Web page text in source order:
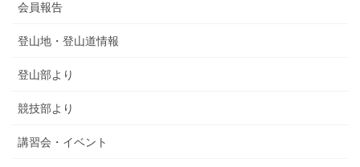
会員報告
登山地・登山道情報
登山部より
競技部より
講習会・イベント